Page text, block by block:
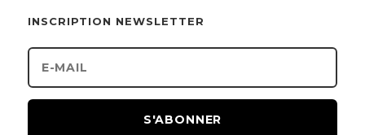
INSCRIPTION NEWSLETTER
S'ABONNER